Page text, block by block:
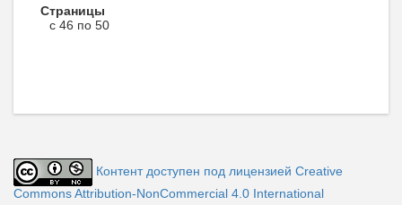
Страницы
с 46 по 50
Контент доступен под лицензией Creative
Commons Attribution-NonCommercial 4.0 International